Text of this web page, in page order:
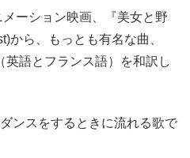
ーション映画、『美女と野
から、もっとも有名な曲、
英語とフランス語）を和訳し
ンスをするときに流れる歌で